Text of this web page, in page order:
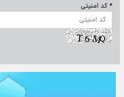
* کد امنیتی